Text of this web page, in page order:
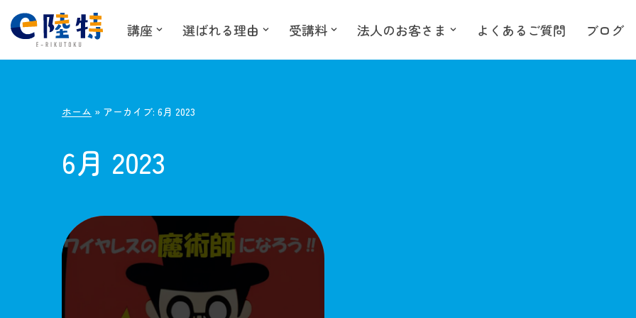
コ
ン
講座 選ばれる理由 受講料 法人のお客さま よくあるご質問 ブログ
ホーム » アーカイブ: 6月 2023
6月 2023